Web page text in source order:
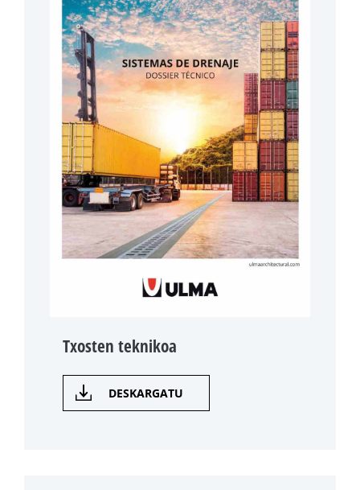
Txosten teknikoa
DESKARGATU